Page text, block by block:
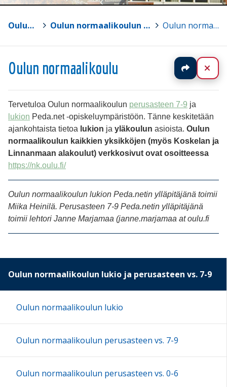
Oulun yliopisto > Oulun normaalikoulun lukio ja perusasteen vs. 7-9 Oulun normaalikoulu
Oulun normaalikoulu Jaa
Tervetuloa Oulun normaalikoulun perusasteen 7-9 ja
lukion Peda.net -opiskeluympäristöön. Tänne keskitetään
ajankohtaista tietoa lukion ja yläkoulun asioista. Oulun
normaalikoulun kaikkien yksikköjen (myös Koskelan ja
Linnanmaan alakoulut) verkkosivut ovat osoitteessa
https://nk.oulu.fi/
Oulun normaalikoulun lukion Peda.netin ylläpitäjänä toimii
Miika Heinilä. Perusasteen 7-9 Peda.netin ylläpitäjänä
toimii lehtori Janne Marjamaa (janne.marjamaa at oulu.fi
Oulun normaalikoulun lukio ja perusasteen vs. 7-9
Oulun normaalikoulun lukio
Oulun normaalikoulun perusasteen vs. 7-9
Oulun normaalikoulun perusasteen vs. 0-6